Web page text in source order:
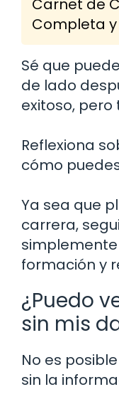
Carnet de
Completa
Sé que
de lado
exitoso,
Reflexiona
cómo
Ya sea que
carrera,
formación y
¿Puedo
sin mis
No es
sin la